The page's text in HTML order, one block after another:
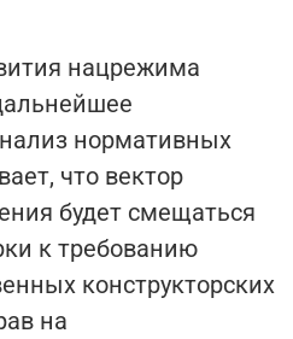
нацрежима
нормативных
что вектор
будет смещаться
к требованию
конструкторских
на